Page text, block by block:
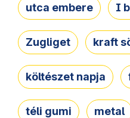
utca embere I
Zugliget kraft
költészet napja
téli gumi metal